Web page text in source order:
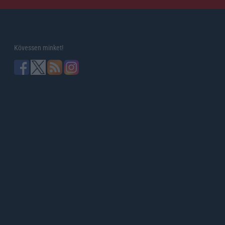
Kövessen minket!